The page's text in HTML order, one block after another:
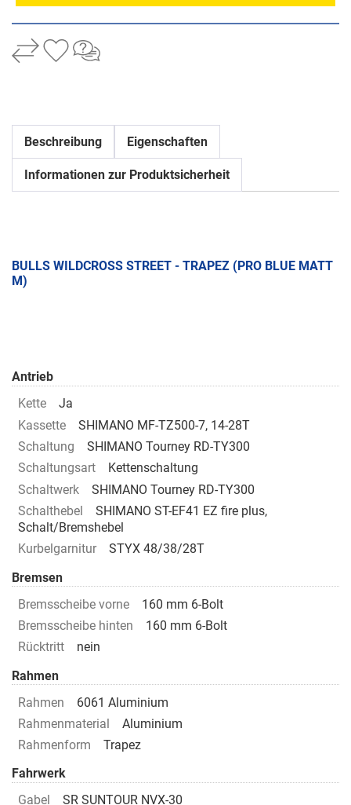
Beschreibung Eigenschaften
Informationen zur Produktsicherheit
BULLS WILDCROSS STREET - TRAPEZ (PRO BLUE MATT
M)
Antrieb
Kette
Ja
Kassette
SHIMANO MF-TZ500-7, 14-28T
Schaltung
SHIMANO Tourney RD-TY300
Schaltungsart
Kettenschaltung
Schaltwerk
SHIMANO Tourney RD-TY300
Schalthebel
SHIMANO ST-EF41 EZ fire plus,
Schalt/Bremshebel
Kurbelgarnitur
STYX 48/38/28T
Bremsen
Bremsscheibe vorne
160 mm 6-Bolt
Bremsscheibe hinten
160 mm 6-Bolt
Rücktritt
nein
Rahmen
Rahmen
6061 Aluminium
Rahmenmaterial
Aluminium
Rahmenform
Trapez
Fahrwerk
Gabel
SR SUNTOUR NVX-30